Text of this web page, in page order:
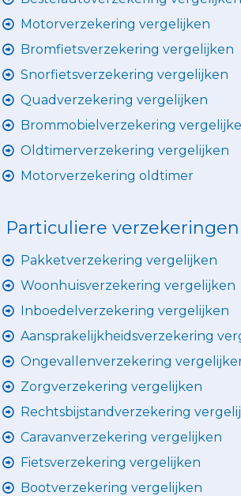
Motorverzekering vergelijken
Bromfietsverzekering vergelijken
Snorfietsverzekering vergelijken
Quadverzekering vergelijken
Brommobielverzekering
Oldtimerverzekering vergelijken
Motorverzekering oldtimer
Particuliere verzekeringen
Pakketverzekering vergelijken
Woonhuisverzekering vergelijken
Inboedelverzekering vergelijken
Aansprakelijkheidsverzekering
Ongevallenverzekering
Zorgverzekering vergelijken
Rechtsbijstandverzekering
Caravanverzekering vergelijken
Fietsverzekering vergelijken
Bootverzekering vergelijken